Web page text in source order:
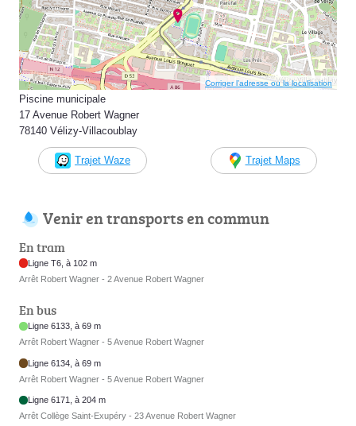
Corriger l’adresse ou la localisation
Piscine municipale
17 Avenue Robert Wagner
78140 Vélizy-Villacoublay
Trajet Waze Trajet Maps
Venir en transports en commun
En tram
Ligne T6, à 102 m
Arrêt Robert Wagner - 2 Avenue Robert Wagner
En bus
Ligne 6133, à 69 m
Arrêt Robert Wagner - 5 Avenue Robert Wagner
Ligne 6134, à 69 m
Arrêt Robert Wagner - 5 Avenue Robert Wagner
Ligne 6171, à 204 m
Arrêt Collège Saint-Exupéry - 23 Avenue Robert Wagner